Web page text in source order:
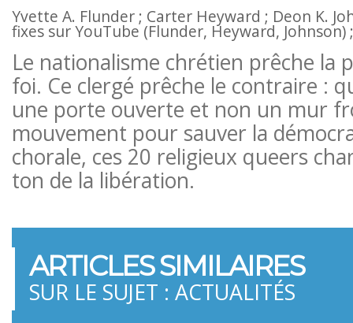
Yvette A. Flunder ; Carter Heyward ; Deon K.
fixes sur YouTube (Flunder, Heyward, Johnson)
Le nationalisme chrétien prêche la
foi. Ce clergé prêche le contraire :
une porte ouverte et non un mur
mouvement pour sauver la
chorale, ces 20 religieux queers
ton de la libération.
ARTICLES SIMILAIRES
SUR LE SUJET : ACTUALITÉS